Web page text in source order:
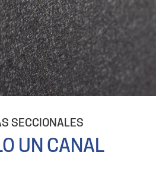
SECCIONALES
UN CANAL